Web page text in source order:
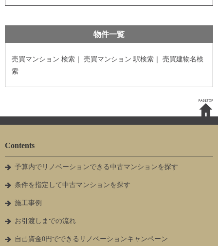
物件一覧
売買マンション 検索｜ 売買マンション 駅検索｜
売買建物名検
索
Contents
予算内でリノベーションできる中古マンションを探す
条件を指定して中古マンションを探す
施工事例
お引渡しまでの流れ
自己資金0円でできるリノベーションキャンペーン